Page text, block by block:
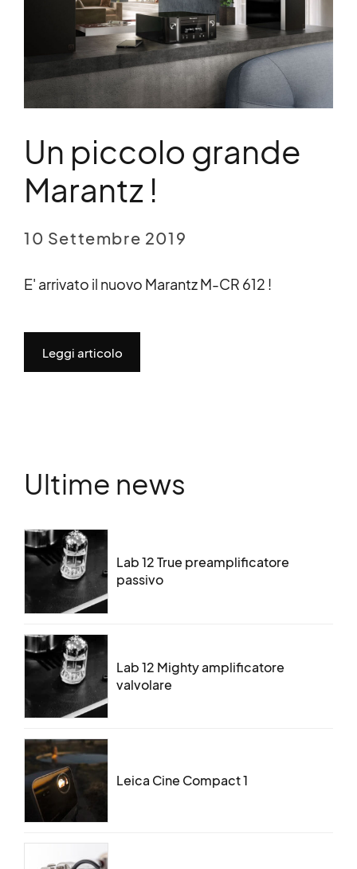
Un piccolo grande
Marantz !
10 Settembre 2019
E' arrivato il nuovo Marantz M-CR 612 !
Leggi articolo
Ultime news
Lab 12 True preamplificatore
passivo
Lab 12 Mighty amplificatore
valvolare
Leica Cine Compact 1